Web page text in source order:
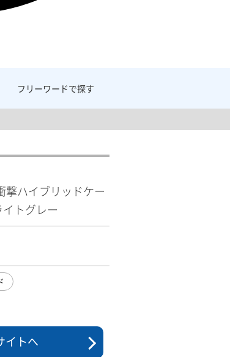
フリーワードで探す
撃ハイブリッドケー
イトグレー
イトへ